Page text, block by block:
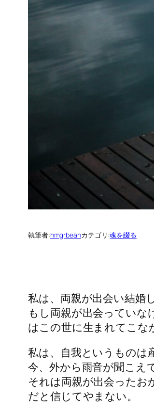
執筆者:hmgrbeanカテゴリ:魂を綴る
私は、両親が出会い結婚
もし両親が出会ってい
はこの世に生まれてこな
私は、自我というものは
今、外から雨音が聞こえ
それは両親が出会ったお
だと信じてやまない。